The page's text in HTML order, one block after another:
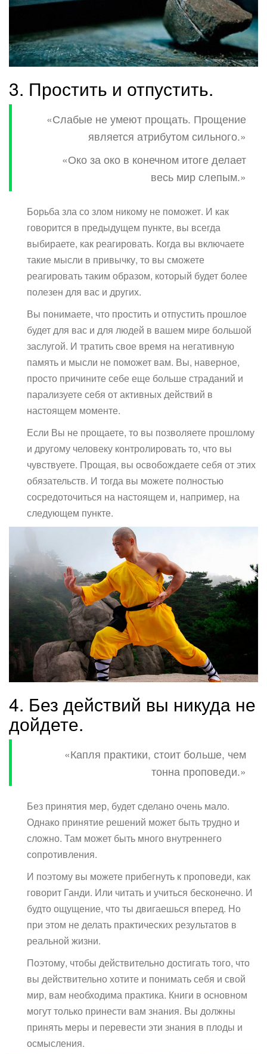
3. Простить и отпустить.
«Слабые не умеют прощать. Прощение
является атрибутом сильного.»
«Око за око в конечном итоге делает
весь мир слепым.»
Борьба зла со злом никому не поможет. И как
говорится в предыдущем пункте, вы всегда
выбираете, как реагировать. Когда вы включаете
такие мысли в привычку, то вы сможете
реагировать таким образом, который будет более
полезен для вас и других.
Вы понимаете, что простить и отпустить прошлое
будет для вас и для людей в вашем мире большой
заслугой. И тратить свое время на негативную
память и мысли не поможет вам. Вы, наверное,
просто причините себе еще больше страданий и
парализуете себя от активных действий в
настоящем моменте.
Если Вы не прощаете, то вы позволяете прошлому
и другому человеку контролировать то, что вы
чувствуете. Прощая, вы освобождаете себя от этих
обязательств. И тогда вы можете полностью
сосредоточиться на настоящем и, например, на
следующем пункте.
4. Без действий вы никуда не
дойдете.
«Капля практики, стоит больше, чем
тонна проповеди.»
Без принятия мер, будет сделано очень мало.
Однако принятие решений может быть трудно и
сложно. Там может быть много внутреннего
сопротивления.
И поэтому вы можете прибегнуть к проповеди, как
говорит Ганди. Или читать и учиться бесконечно. И
будто ощущение, что ты двигаешься вперед. Но
при этом не делать практических результатов в
реальной жизни.
Поэтому, чтобы действительно достигать того, что
вы действительно хотите и понимать себя и свой
мир, вам необходима практика. Книги в основном
могут только принести вам знания. Вы должны
принять меры и перевести эти знания в плоды и
осмысления.